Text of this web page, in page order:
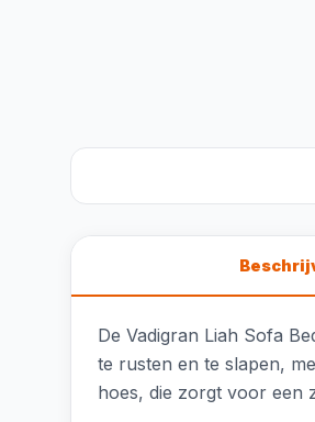
De Vadigran Liah Sofa
te rusten en te slapen,
hoes, die zorgt voor een